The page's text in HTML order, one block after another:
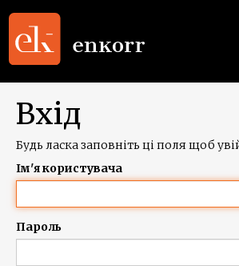
Вхід
Будь ласка заповніть ці поля щоб
Ім'я користувача
Пароль